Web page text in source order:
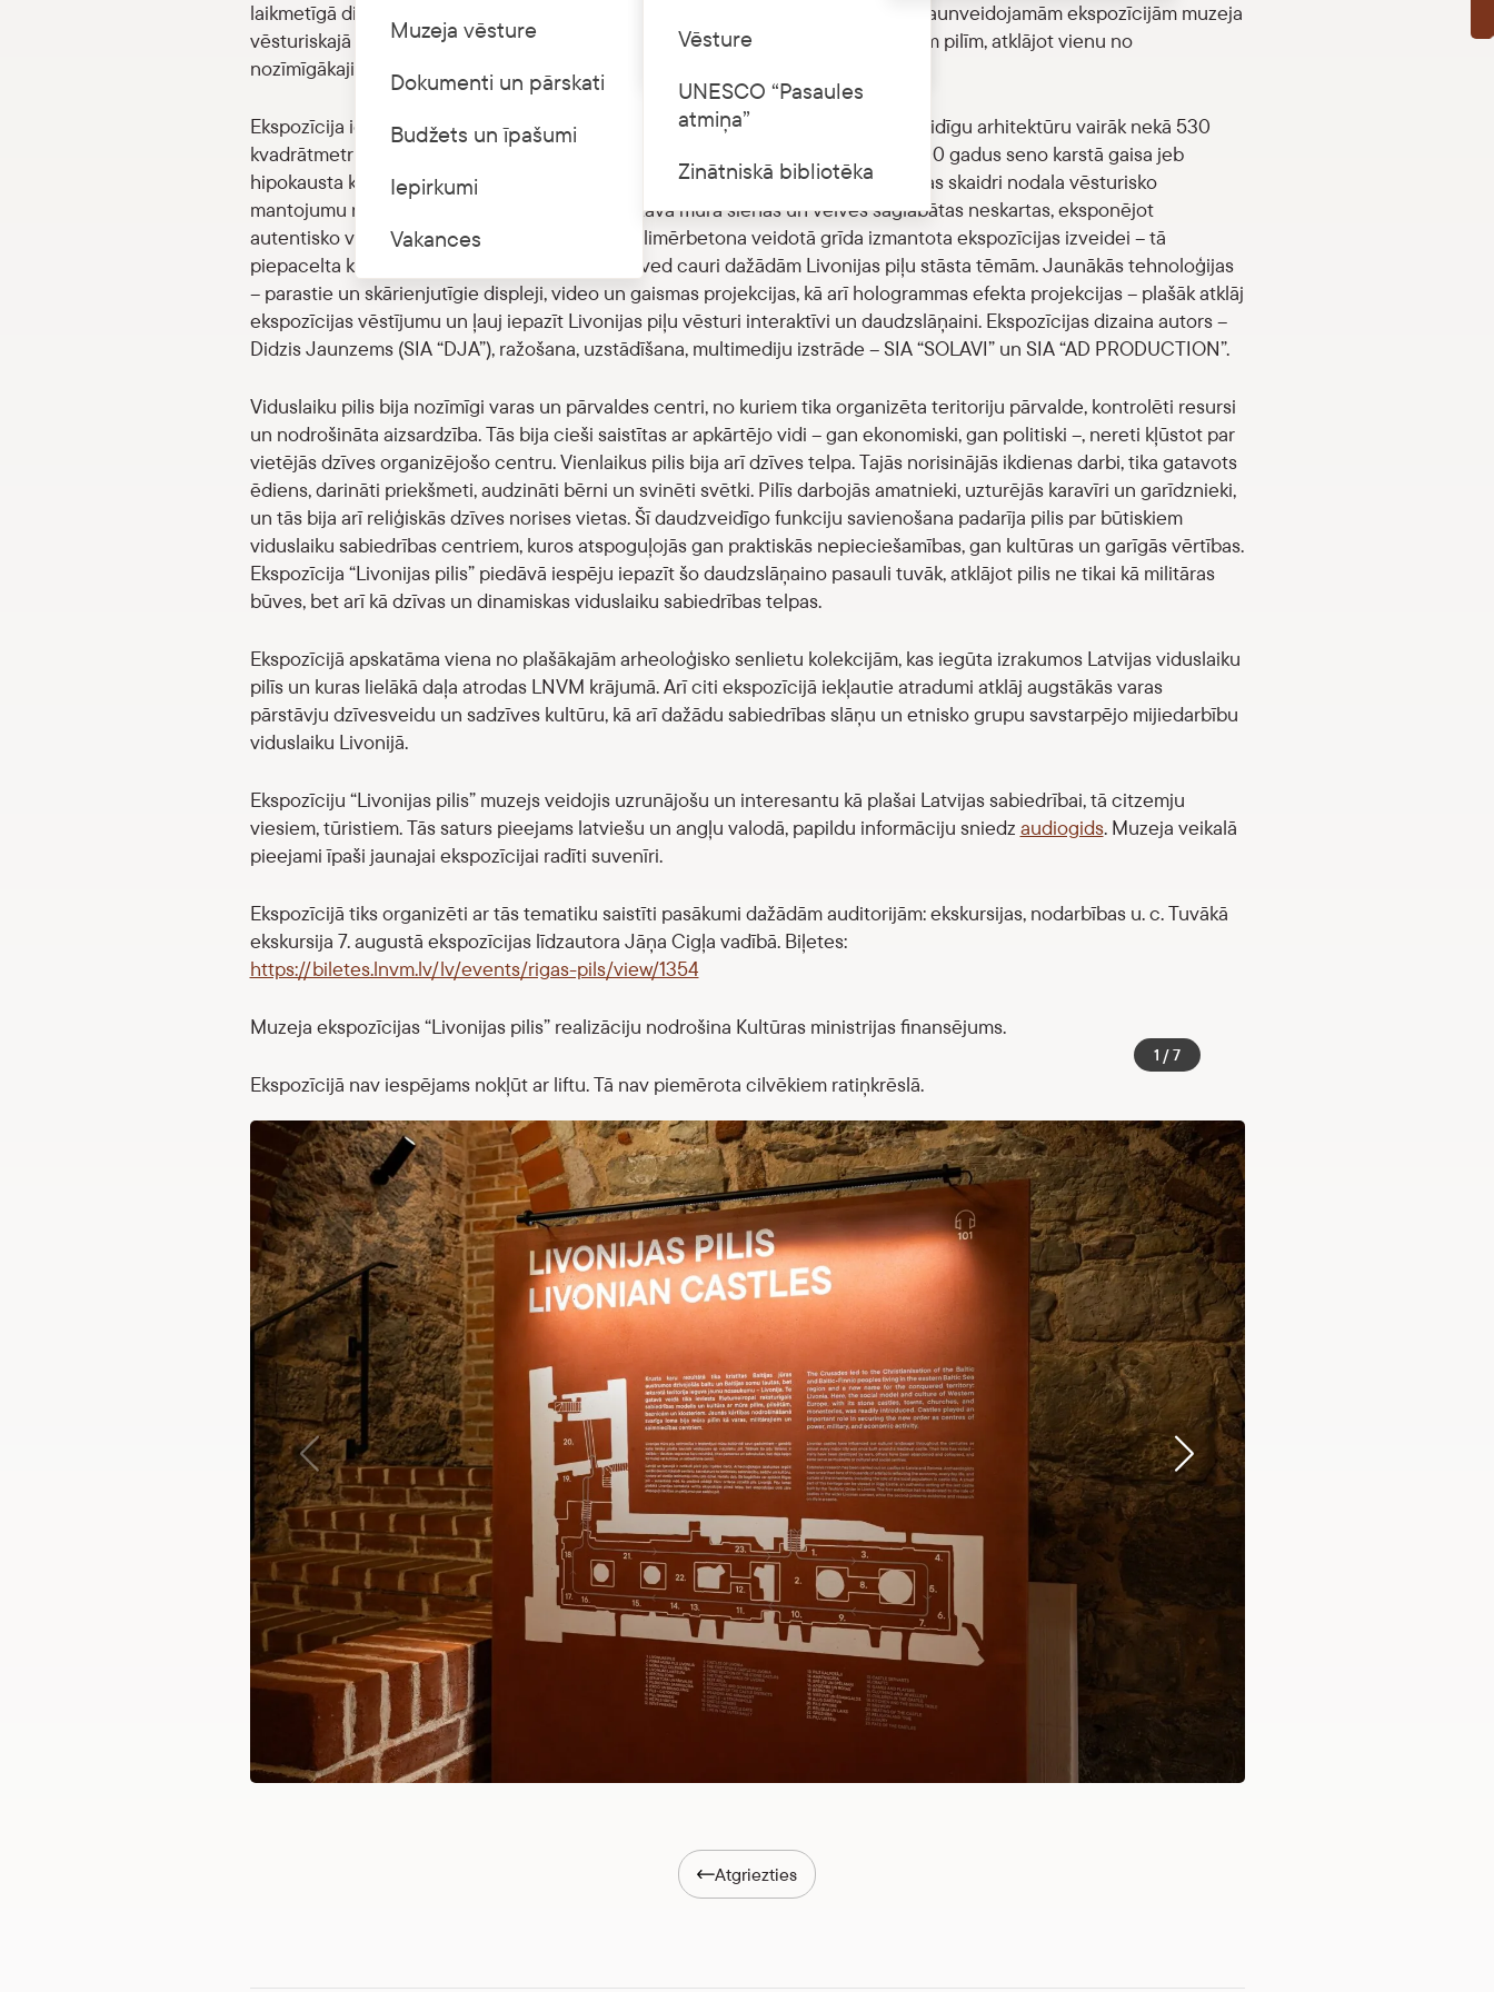
Cenrādis
Vēsture
UNESCO “Pasaules
atmiņa”
Zinātniskā bibliotēka
Muzeja vēsture
Dokumenti un pārskati
Budžets un īpašumi
Iepirkumi
Vakances
laikmetīgā dizainā veidota ekspozīcija “Livonijas pilis”. Tā ir nākamā no vairākām jaunveidojamām ekspozīcijām muzeja
vēsturiskajā mājvietā un vēsta par Livonijas laiku (13.–16. gs.) un šajā laikā celtajām pilīm, atklājot vienu no
nozīmīgākajiem Latvijas viduslaiku kultūrvēsturiskā mantojuma slāņiem.
Ekspozīcija iekārtota Rīgas pils 14. gadsimtā izbūvētajos velvju pagrabos ar iespaidīgu arhitektūru vairāk nekā 530
kvadrātmetru platībā. Papildus no ekspozīcijas zālēm sasniedzama arī telpa ar 600 gadus seno karstā gaisa jeb
hipokausta krāsni. Jaunā ekspozīcija veidota kā laikmetīga interjera instalācija, kas skaidri nodala vēsturisko
mantojumu no mūsdienām. Rīgas pils pagrabstāva mūra sienas un velves saglabātas neskartas, eksponējot
autentisko vēsturisko interjeru, savukārt no polimērbetona veidotā grīda izmantota ekspozīcijas izveidei – tā
piepacelta kā levitējoša taka, kas apmeklētāju ved cauri dažādām Livonijas piļu stāsta tēmām. Jaunākās tehnoloģijas
– parastie un skārienjutīgie displeji, video un gaismas projekcijas, kā arī hologrammas efekta projekcijas – plašāk atklāj
ekspozīcijas vēstījumu un ļauj iepazīt Livonijas piļu vēsturi interaktīvi un daudzslāņaini. Ekspozīcijas dizaina autors –
Didzis Jaunzems (SIA “DJA”), ražošana, uzstādīšana, multimediju izstrāde – SIA “SOLAVI” un SIA “AD PRODUCTION”.
Viduslaiku pilis bija nozīmīgi varas un pārvaldes centri, no kuriem tika organizēta teritoriju pārvalde, kontrolēti resursi
un nodrošināta aizsardzība. Tās bija cieši saistītas ar apkārtējo vidi – gan ekonomiski, gan politiski –, nereti kļūstot par
vietējās dzīves organizējošo centru. Vienlaikus pilis bija arī dzīves telpa. Tajās norisinājās ikdienas darbi, tika gatavots
ēdiens, darināti priekšmeti, audzināti bērni un svinēti svētki. Pilīs darbojās amatnieki, uzturējās karavīri un garīdznieki,
un tās bija arī reliģiskās dzīves norises vietas. Šī daudzveidīgo funkciju savienošana padarīja pilis par būtiskiem
viduslaiku sabiedrības centriem, kuros atspoguļojās gan praktiskās nepieciešamības, gan kultūras un garīgās vērtības.
Ekspozīcija “Livonijas pilis” piedāvā iespēju iepazīt šo daudzslāņaino pasauli tuvāk, atklājot pilis ne tikai kā militāras
būves, bet arī kā dzīvas un dinamiskas viduslaiku sabiedrības telpas.
Ekspozīcijā apskatāma viena no plašākajām arheoloģisko senlietu kolekcijām, kas iegūta izrakumos Latvijas viduslaiku
pilīs un kuras lielākā daļa atrodas LNVM krājumā. Arī citi ekspozīcijā iekļautie atradumi atklāj augstākās varas
pārstāvju dzīvesveidu un sadzīves kultūru, kā arī dažādu sabiedrības slāņu un etnisko grupu savstarpējo mijiedarbību
viduslaiku Livonijā.
Ekspozīciju “Livonijas pilis” muzejs veidojis uzrunājošu un interesantu kā plašai Latvijas sabiedrībai, tā citzemju
viesiem, tūristiem. Tās saturs pieejams latviešu un angļu valodā, papildu informāciju sniedz audiogids. Muzeja veikalā
pieejami īpaši jaunajai ekspozīcijai radīti suvenīri.
Ekspozīcijā tiks organizēti ar tās tematiku saistīti pasākumi dažādām auditorijām: ekskursijas, nodarbības u. c. Tuvākā
ekskursija 7. augustā ekspozīcijas līdzautora Jāņa Cigļa vadībā. Biļetes:
https://biletes.lnvm.lv/lv/events/rigas-pils/view/1354
Muzeja ekspozīcijas “Livonijas pilis” realizāciju nodrošina Kultūras ministrijas finansējums.
Ekspozīcijā nav iespējams nokļūt ar liftu. Tā nav piemērota cilvēkiem ratiņkrēslā.
1 / 7
Atgriezties